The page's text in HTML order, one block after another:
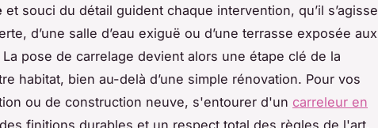
et souci du détail guident chaque intervention, qu’il s’agisse
d’une salle d’eau exiguë ou d’une terrasse exposée aux
pose de carrelage devient alors une étape clé de la
habitat, bien au-delà d’une simple rénovation. Pour vos
ou de construction neuve, s'entourer d'un carreleur en
finitions durables et un respect total des règles de l'art.